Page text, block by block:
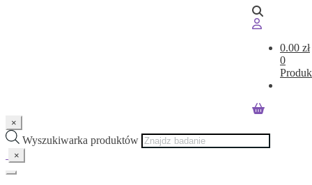
0.00 zł
0
×
Wyszukiwarka produktów
×